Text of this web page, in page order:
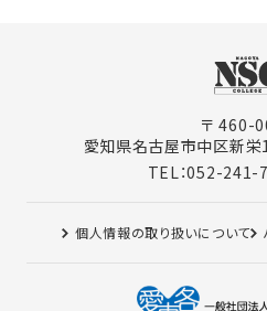
〒 460-
愛知県名古屋市中区新栄
TEL：052-241-
個人情報の取り扱いについて